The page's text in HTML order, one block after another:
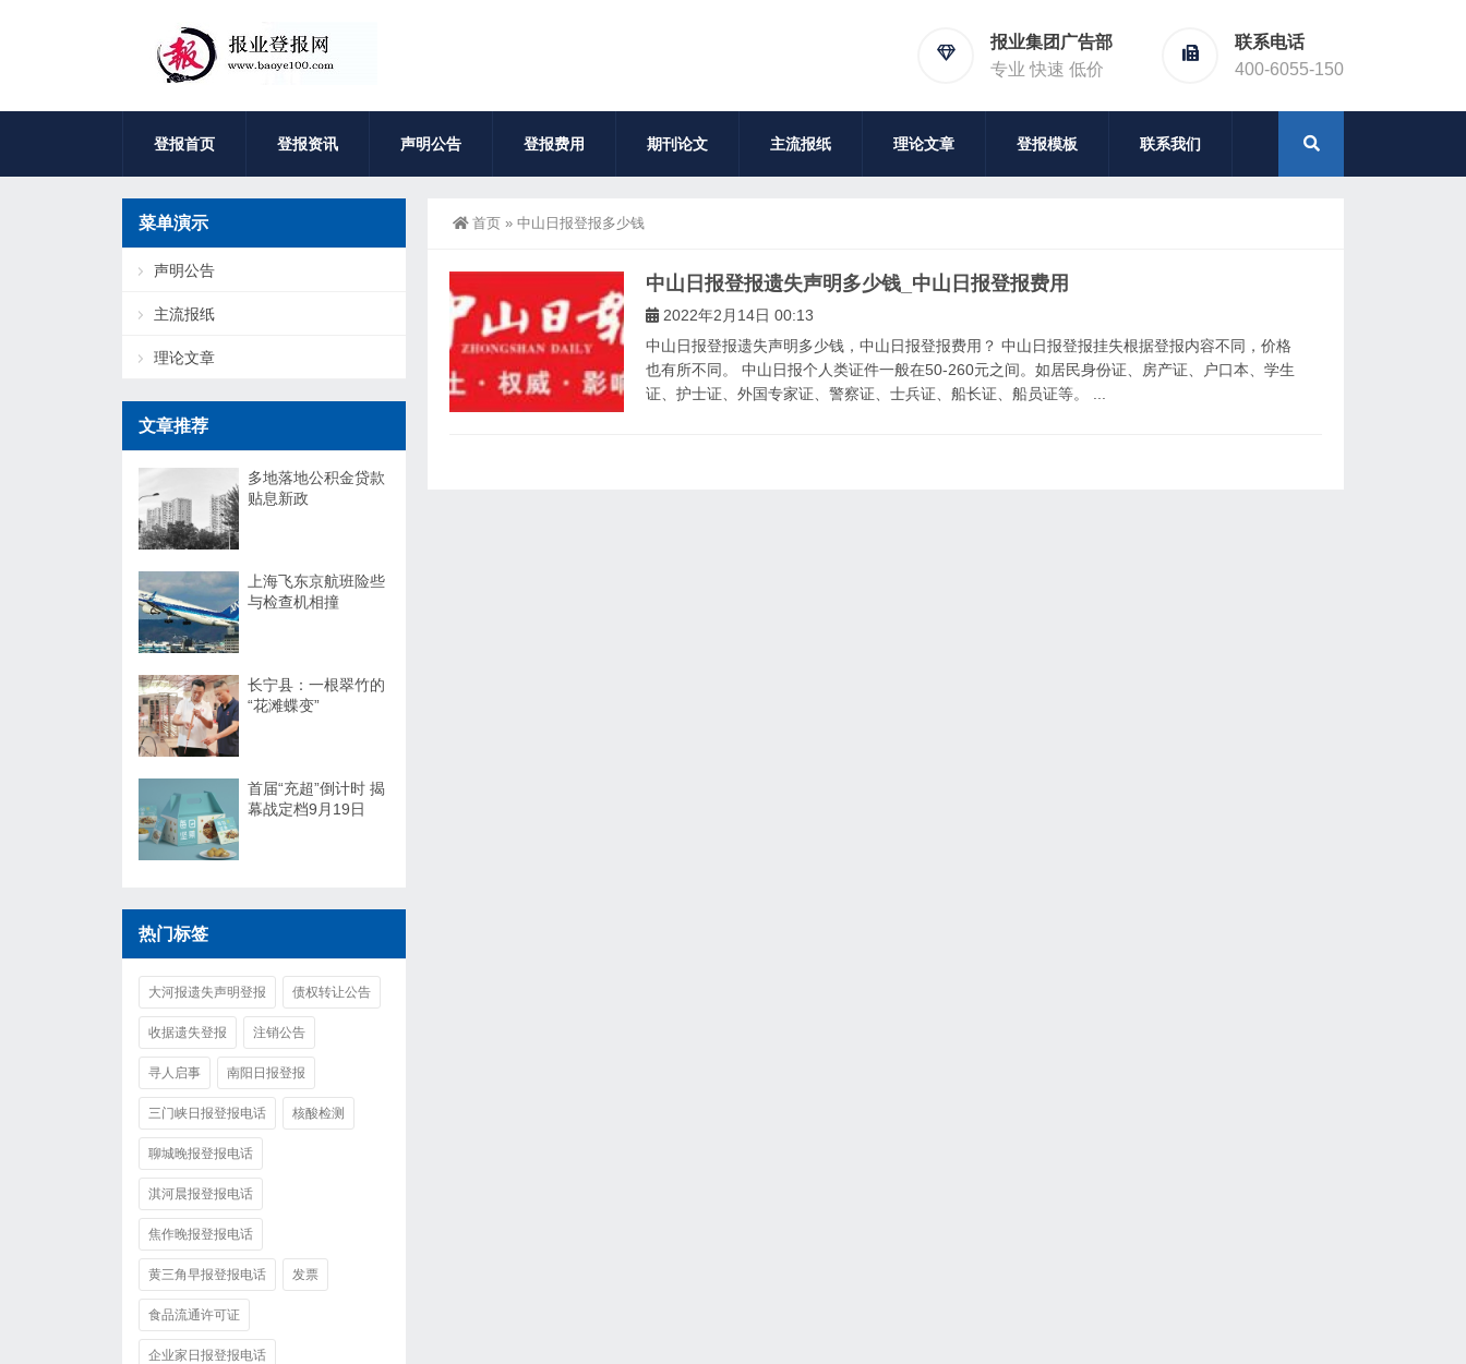
报业集团广告部
专业 快速 低价
联系电话
400-6055-150
登报首页 登报资讯 声明公告 登报费用 期刊论文 主流报纸 理论文章 登报模板 联系我们
首页 » 中山日报登报多少钱
中山日报登报遗失声明多少钱_中山日报登报费用
2022年2月14日 00:13
中山日报登报遗失声明多少钱，中山日报登报费用？ 中山日报登报挂失根据登报内容不同，价格
也有所不同。 中山日报个人类证件一般在50-260元之间。如居民身份证、房产证、户口本、学生
证、护士证、外国专家证、警察证、士兵证、船长证、船员证等。 ...
菜单演示
声明公告
主流报纸
理论文章
文章推荐
多地落地公积金贷款
贴息新政
上海飞东京航班险些
与检查机相撞
长宁县：一根翠竹的
“花滩蝶变”
首届“充超”倒计时 揭
幕战定档9月19日
热门标签
大河报遗失声明登报 债权转让公告
收据遗失登报 注销公告
寻人启事 南阳日报登报
三门峡日报登报电话 核酸检测
聊城晚报登报电话
淇河晨报登报电话
焦作晚报登报电话
黄三角早报登报电话 发票
食品流通许可证
企业家日报登报电话